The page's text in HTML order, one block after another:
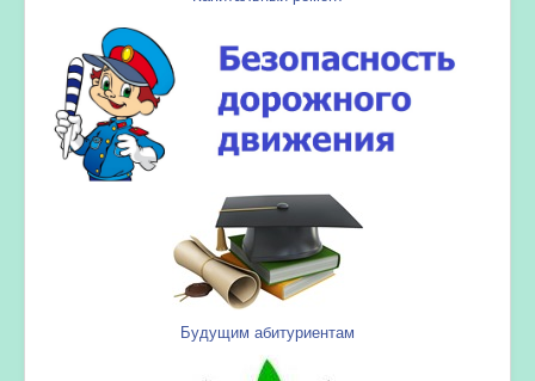
Будущим абитуриентам